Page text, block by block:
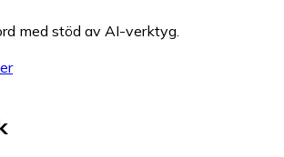
med stöd av AI-verktyg.